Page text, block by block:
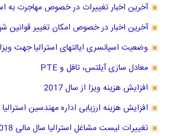
آخرین اخبار تغییرات در خصوص مهاجرت به
آخرین اخبار در خصوص امکان تغییر قوانین
وضعیت اسپانسری ایالتهای استرالیا جهت ویزاهای
معادل سازی آیلتس، تافل و PTE
افزایش هزینه ویزا از سال 2017
افزایش هزینه ارزیابی اداره مهندسین استرالیا از
تغییرات لیست مشاغل استرالیا سال مالی 2018 - 2017